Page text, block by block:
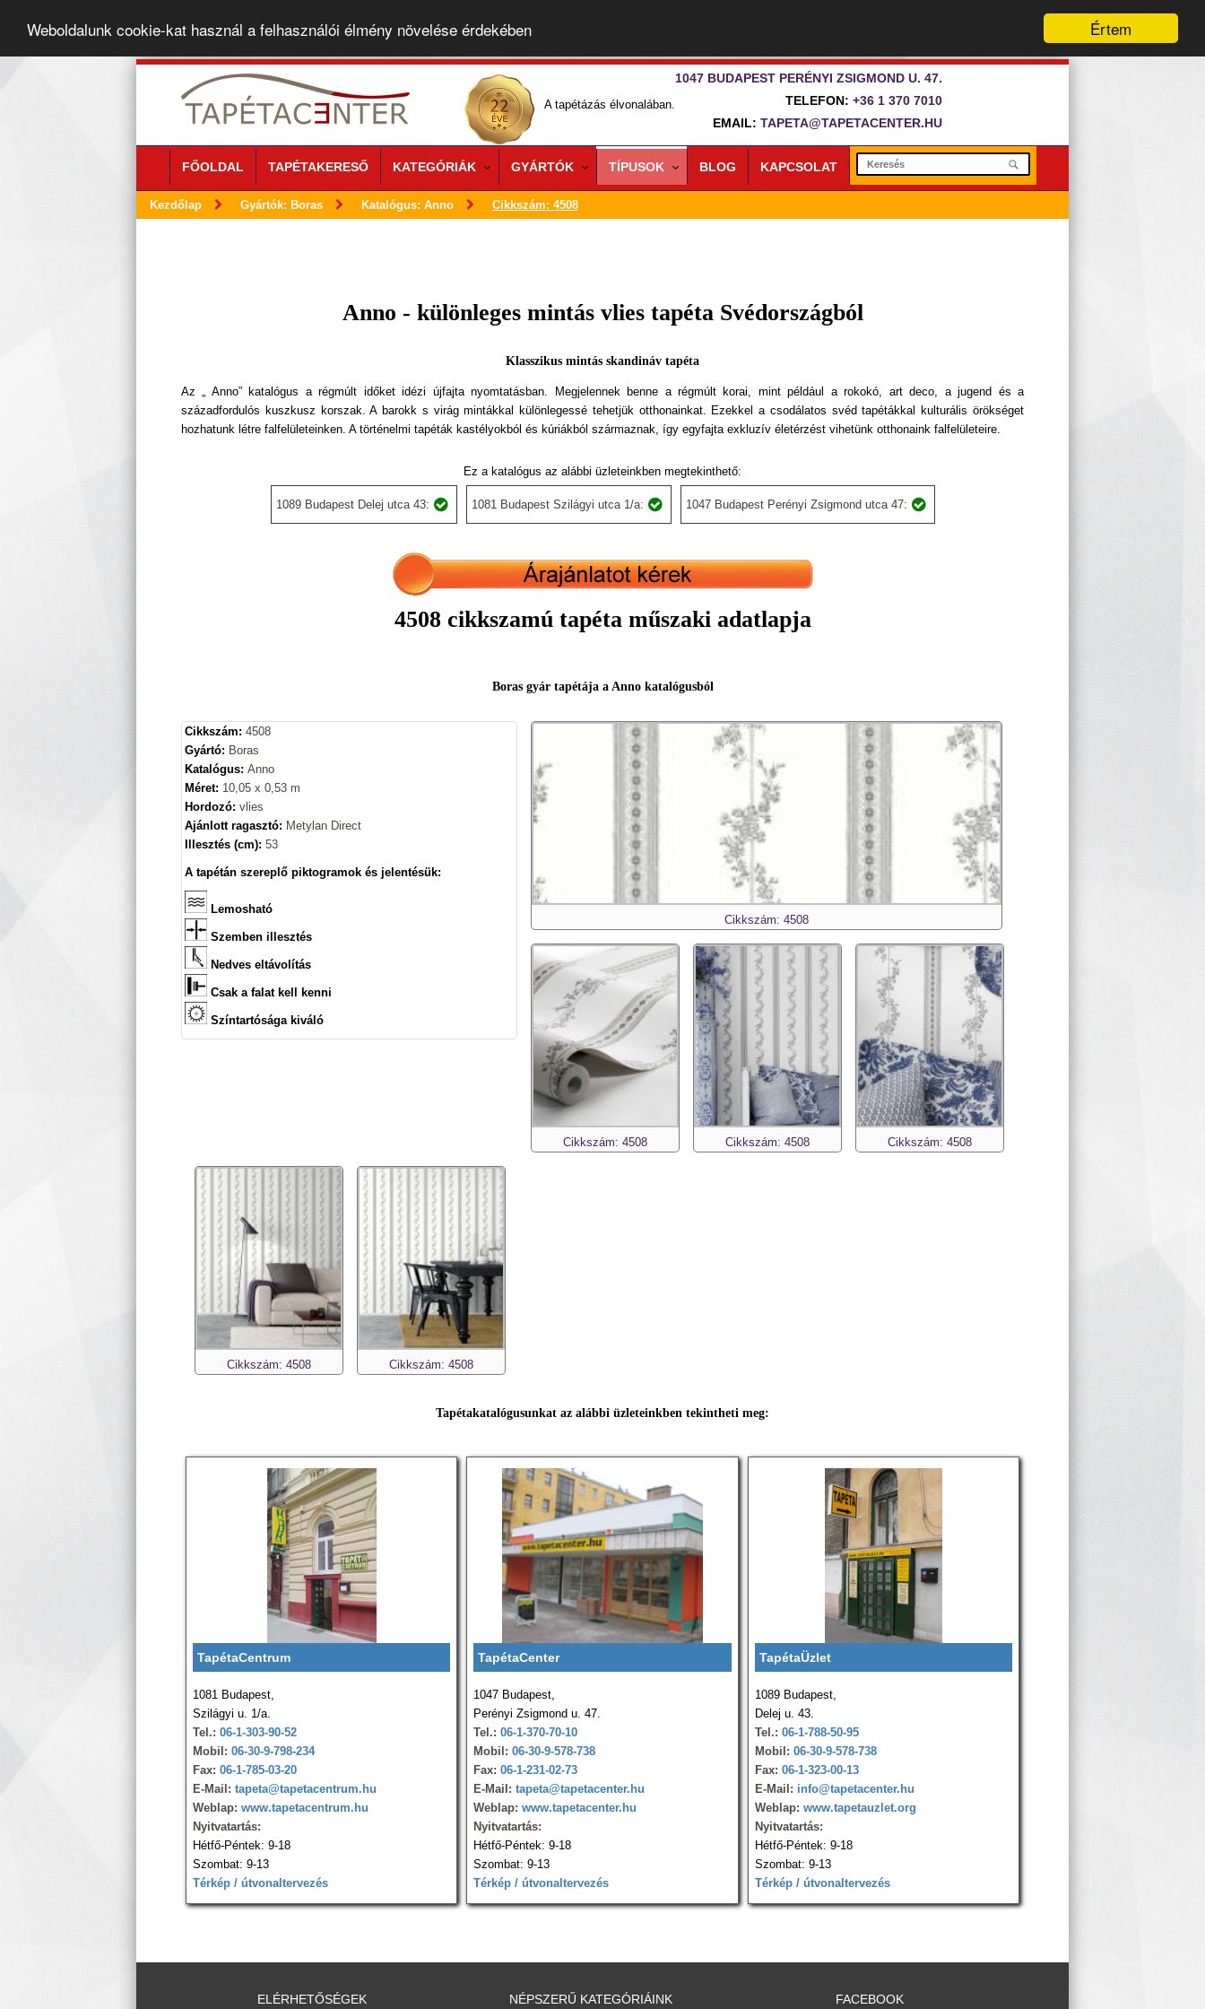
Értem
Weboldalunk cookie-kat használ a felhasználói élmény növelése érdekében
A tapétázás élvonalában.
1047 BUDAPEST PERÉNYI ZSIGMOND U. 47.
TELEFON: +36 1 370 7010
EMAIL: TAPETA@TAPETACENTER.HU
FŐOLDAL TAPÉTAKERESŐ KATEGÓRIÁK GYÁRTÓK TÍPUSOK BLOG KAPCSOLAT
Kezdőlap Gyártók: Boras Katalógus: Anno Cikkszám: 4508
Anno - különleges mintás vlies tapéta Svédországból
Klasszikus mintás skandináv tapéta
Az „ Anno” katalógus a régmúlt időket idézi újfajta nyomtatásban. Megjelennek benne a régmúlt korai, mint például a rokokó, art deco, a jugend és a
századfordulós kuszkusz korszak. A barokk s virág mintákkal különlegessé tehetjük otthonainkat. Ezekkel a csodálatos svéd tapétákkal kulturális örökséget
hozhatunk létre falfelületeinken. A történelmi tapéták kastélyokból és kúriákból származnak, így egyfajta exkluzív életérzést vihetünk otthonaink falfelületeire.
Ez a katalógus az alábbi üzleteinkben megtekinthető:
1089 Budapest Delej utca 43: 1081 Budapest Szilágyi utca 1/a: 1047 Budapest Perényi Zsigmond utca 47:
4508 cikkszamú tapéta műszaki adatlapja
Boras gyár tapétája a Anno katalógusból
Cikkszám: 4508
Gyártó: Boras
Katalógus: Anno
Méret: 10,05 x 0,53 m
Hordozó: vlies
Ajánlott ragasztó: Metylan Direct
Illesztés (cm): 53
A tapétán szereplő piktogramok és jelentésük:
Lemosható
Szemben illesztés
Nedves eltávolítás
Csak a falat kell kenni
Színtartósága kiváló
Cikkszám: 4508
Cikkszám: 4508 Cikkszám: 4508 Cikkszám: 4508
Cikkszám: 4508 Cikkszám: 4508
Tapétakatalógusunkat az alábbi üzleteinkben tekintheti meg:
TapétaCentrum
1081 Budapest,
Szilágyi u. 1/a.
Tel.: 06-1-303-90-52
Mobil: 06-30-9-798-234
Fax: 06-1-785-03-20
E-Mail: tapeta@tapetacentrum.hu
Weblap: www.tapetacentrum.hu
Nyitvatartás:
Hétfő-Péntek: 9-18
Szombat: 9-13
Térkép / útvonaltervezés
TapétaCenter
1047 Budapest,
Perényi Zsigmond u. 47.
Tel.: 06-1-370-70-10
Mobil: 06-30-9-578-738
Fax: 06-1-231-02-73
E-Mail: tapeta@tapetacenter.hu
Weblap: www.tapetacenter.hu
Nyitvatartás:
Hétfő-Péntek: 9-18
Szombat: 9-13
Térkép / útvonaltervezés
TapétaÜzlet
1089 Budapest,
Delej u. 43.
Tel.: 06-1-788-50-95
Mobil: 06-30-9-578-738
Fax: 06-1-323-00-13
E-Mail: info@tapetacenter.hu
Weblap: www.tapetauzlet.org
Nyitvatartás:
Hétfő-Péntek: 9-18
Szombat: 9-13
Térkép / útvonaltervezés
ELÉRHETŐSÉGEK NÉPSZERŰ KATEGÓRIÁINK FACEBOOK